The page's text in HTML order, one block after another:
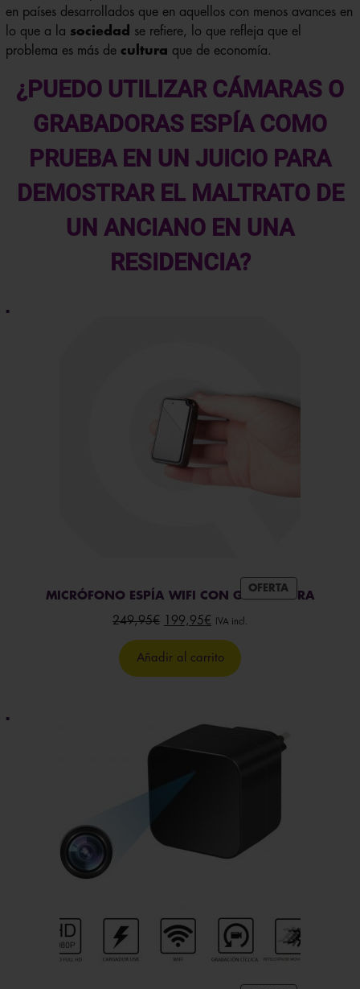
en países desarrollados que en aquellos con menos avances en
lo que a la sociedad se refiere, lo que refleja que el
problema es más de cultura que de economía.
¿PUEDO UTILIZAR CÁMARAS O
GRABADORAS ESPÍA COMO
PRUEBA EN UN JUICIO PARA
DEMOSTRAR EL MALTRATO DE
UN ANCIANO EN UNA
RESIDENCIA?
OFERTA
EN
MICRÓFONO ESPÍA WIFI CON GRABADORA
249,95€
precio
original
199,95€ El
precio
actual
IVA incl.
Añadir al carrito